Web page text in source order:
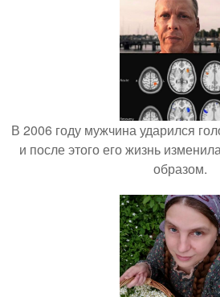
В 2006 году мужчина ударился
и после этого его жизнь
образом.